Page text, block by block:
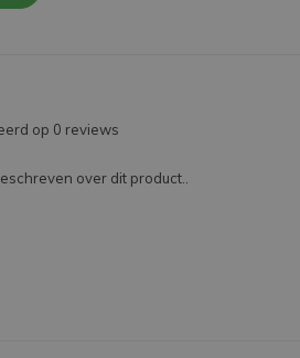
op 0 reviews
over dit product..